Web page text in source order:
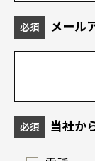
必須 メール
必須 当社か